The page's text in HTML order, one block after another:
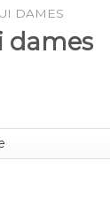
DAMES
dames